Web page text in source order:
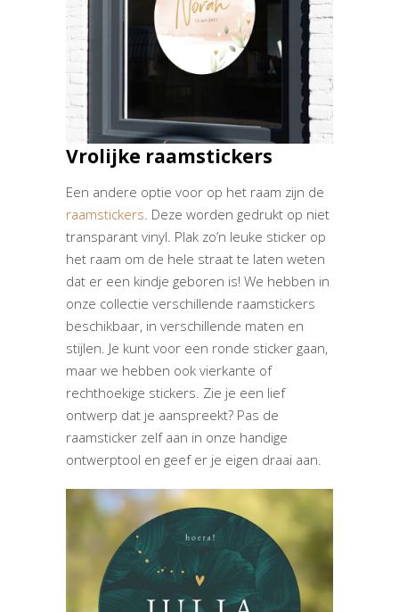
Vrolijke raamstickers
Een andere optie voor op het raam zijn de
raamstickers . Deze worden gedrukt op niet
transparant vinyl. Plak zo’n leuke sticker op
het raam om de hele straat te laten weten
dat er een kindje geboren is! We hebben in
onze collectie verschillende raamstickers
beschikbaar, in verschillende maten en
stijlen. Je kunt voor een ronde sticker gaan,
maar we hebben ook vierkante of
rechthoekige stickers. Zie je een lief
ontwerp dat je aanspreekt? Pas de
raamsticker zelf aan in onze handige
ontwerptool en geef er je eigen draai aan.